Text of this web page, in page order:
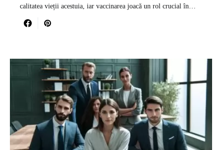
calitatea vieții acestuia, iar vaccinarea joacă un rol crucial în…